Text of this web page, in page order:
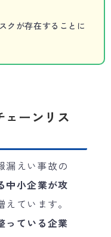
クが存在することに
ーンリス
漏えい事故の
中小企業が攻
えています。
っている企業